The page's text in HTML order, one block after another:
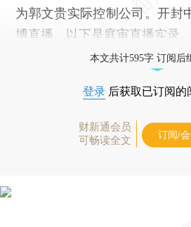
为郭文贵实际控制公司。开封
博直播。以下是庭审直播实录
本文共计595字 订阅后
登录 后获取已订阅的
财新通会员
可畅读全文
订阅/